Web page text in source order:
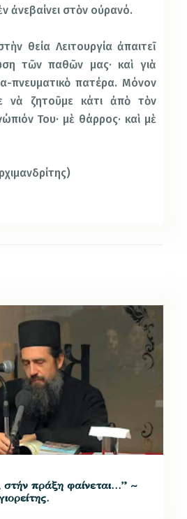
ἀνεβαίνει στὸν οὐρανό.
θεία Λειτουργία ἀπαιτεῖ
τῶν παθῶν μας· καὶ γιὰ
πνευματικὸ πατέρα. Μόνον
νὰ ζητοῦμε κάτι ἀπὸ τὸν
Του· μὲ θάρρος· καὶ μὲ
στήν πράξη φαίνεται…” ~